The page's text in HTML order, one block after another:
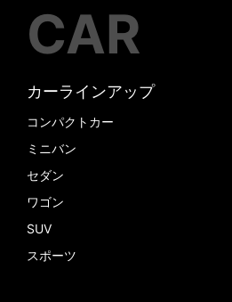
CAR
カーラインアップ
コンパクトカー
ミニバン
セダン
ワゴン
SUV
スポーツ